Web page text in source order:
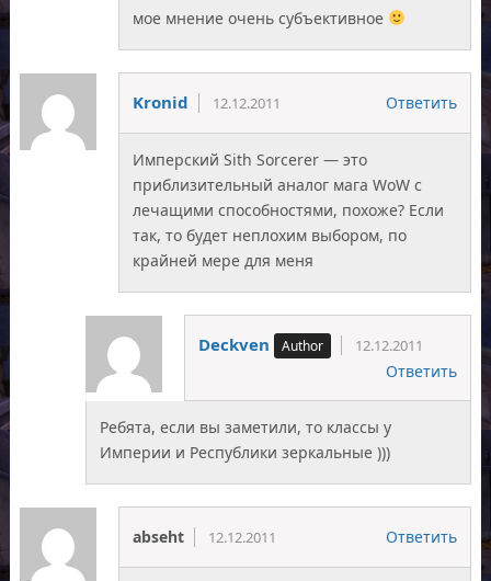
мое мнение очень субъективное
Kronid 12.12.2011 Ответить
Имперский Sith Sorcerer — это
приблизительный аналог мага WoW с
лечащими способностями, похоже? Если
так, то будет неплохим выбором, по
крайней мере для меня
Deckven 12.12.2011
Ответить
Ребята, если вы заметили, то классы у
Империи и Республики зеркальные )))
abseht 12.12.2011 Ответить